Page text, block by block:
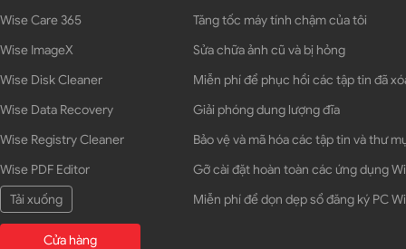
Wise Care 365
Wise ImageX
Wise Disk Cleaner
Wise Data Recovery
Wise Registry Cleaner
Wise PDF Editor
Tải xuống
Cửa hàng
Tăng tốc máy tính chậm của tôi
Sửa chữa ảnh cũ và bị hỏng
Miễn phí để phục hồi các tập tin đã
Giải phóng dung lượng đĩa
Bảo vệ và mã hóa các tập tin và thư
Gỡ cài đặt hoàn toàn các ứng dụng
Miễn phí để dọn dẹp sổ đăng ký PC